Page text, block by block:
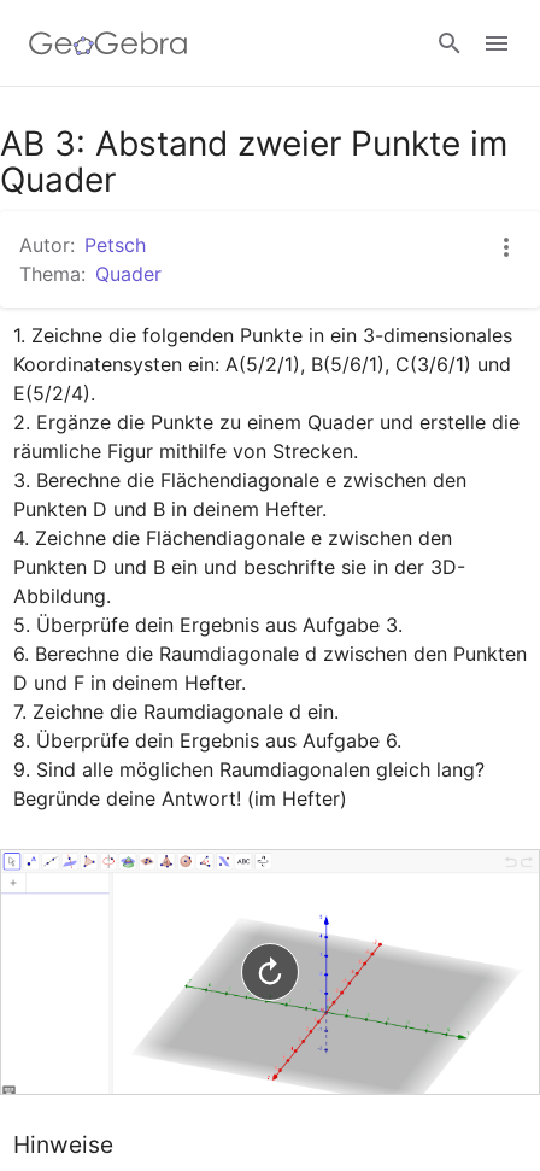
Google Classroom
AB 3: Abstand zweier Punkte im
Quader
Autor: Petsch
Thema: Quader
1. Zeichne die folgenden Punkte in ein 3-dimensionales
Koordinatensysten ein: A(5/2/1), B(5/6/1), C(3/6/1) und
E(5/2/4).
2. Ergänze die Punkte zu einem Quader und erstelle die
räumliche Figur mithilfe von Strecken.
3. Berechne die Flächendiagonale e zwischen den
Punkten D und B in deinem Hefter.
4. Zeichne die Flächendiagonale e zwischen den
Punkten D und B ein und beschrifte sie in der 3D-
Abbildung.
5. Überprüfe dein Ergebnis aus Aufgabe 3.
6. Berechne die Raumdiagonale d zwischen den Punkten
D und F in deinem Hefter.
7. Zeichne die Raumdiagonale d ein.
8. Überprüfe dein Ergebnis aus Aufgabe 6.
9. Sind alle möglichen Raumdiagonalen gleich lang?
Begründe deine Antwort! (im Hefter)
Hinweise